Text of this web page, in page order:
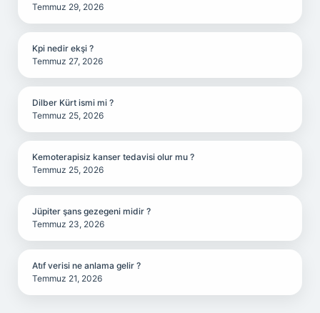
Temmuz 29, 2026
Kpi nedir ekşi ?
Temmuz 27, 2026
Dilber Kürt ismi mi ?
Temmuz 25, 2026
Kemoterapisiz kanser tedavisi olur mu ?
Temmuz 25, 2026
Jüpiter şans gezegeni midir ?
Temmuz 23, 2026
Atıf verisi ne anlama gelir ?
Temmuz 21, 2026